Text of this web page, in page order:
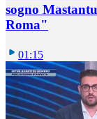
sogno
Roma"
01:15